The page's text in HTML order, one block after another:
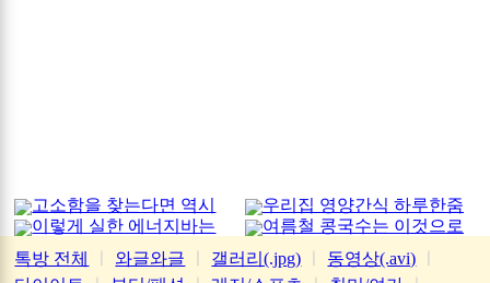
고소함을 찾는다면 역시
가평잣
우리집 영양간식 하루한줌
이렇게 실한 에너지바는
처음
여름철 콩국수는 이것으로
톡방 전체
와글와글 갤러리(.jpg) 동영상(.avi)